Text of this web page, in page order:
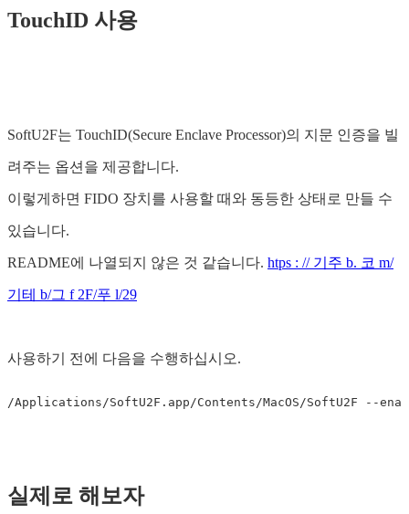
TouchID 사용
SoftU2F는 TouchID(Secure Enclave Processor)의 지문 인증을 빌
려주는 옵션을 제공합니다.
이렇게하면 FIDO 장치를 사용할 때와 동등한 상태로 만들 수
있습니다.
README에 나열되지 않은 것 같습니다. htps : // 기주 b. 코 m/
기테 b/그 f 2F/푸 l/29
사용하기 전에 다음을 수행하십시오.
/Applications/SoftU2F.app/Contents/MacOS/SoftU2F --
실제로 해보자